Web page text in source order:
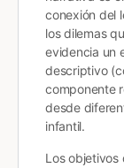
conexión del
los dilemas
evidencia un
descriptivo
componente
desde
infantil.
Los objetivos